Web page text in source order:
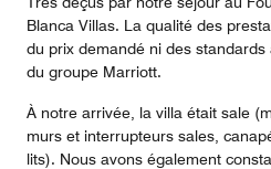
Blanca Villas. La qualité des
du prix demandé ni des standards
du groupe Marriott.
À notre arrivée, la villa était sale
murs et interrupteurs sales,
lits). Nous avons également